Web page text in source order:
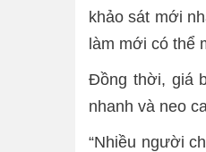
khảo sát mới
làm mới có thể
Đồng thời, giá
nhanh và neo
“Nhiều người